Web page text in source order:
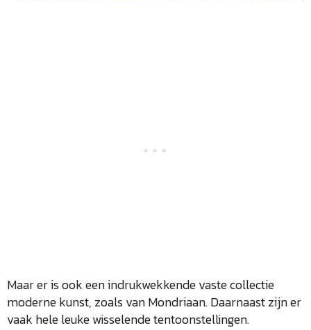
Maar er is ook een indrukwekkende vaste collectie
moderne kunst, zoals van Mondriaan. Daarnaast zijn er
vaak hele leuke wisselende tentoonstellingen.